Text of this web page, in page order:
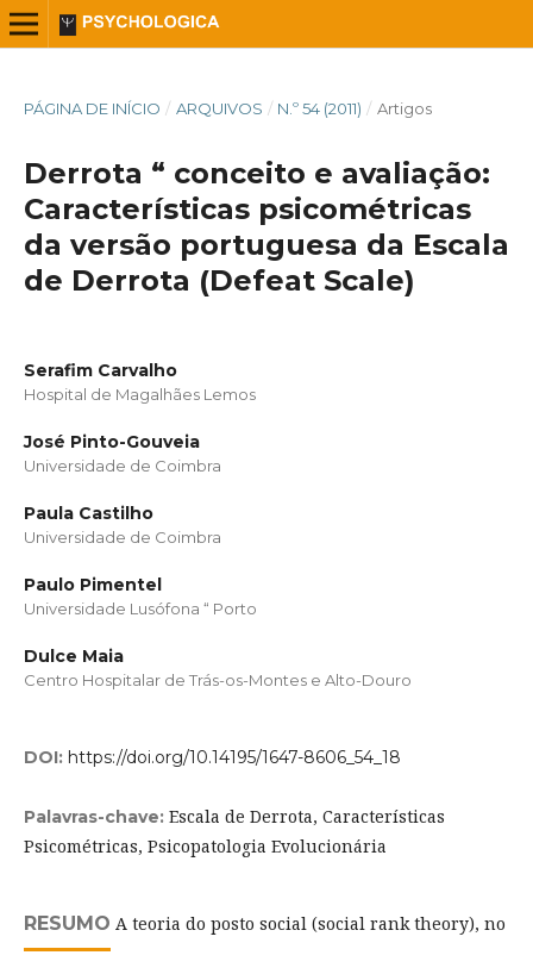
PÁGINA DE INÍCIO / ARQUIVOS / N.º 54 (2011) / Artigos
Derrota “ conceito e avaliação:
Características psicométricas
da versão portuguesa da Escala
de Derrota (Defeat Scale)
Serafim Carvalho
Hospital de Magalhães Lemos
José Pinto-Gouveia
Universidade de Coimbra
Paula Castilho
Universidade de Coimbra
Paulo Pimentel
Universidade Lusófona “ Porto
Dulce Maia
Centro Hospitalar de Trás-os-Montes e Alto-Douro
DOI: https://doi.org/10.14195/1647-8606_54_18
Palavras-chave: Escala de Derrota, Características
Psicométricas, Psicopatologia Evolucionária
RESUMO A teoria do posto social (social rank theory), no